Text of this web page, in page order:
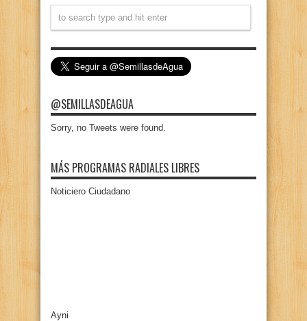
@SEMILLASDEAGUA
Sorry, no Tweets were found.
MÁS PROGRAMAS RADIALES LIBRES
Noticiero Ciudadano
Ayni